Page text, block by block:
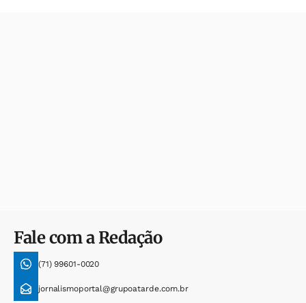
Fale com a Redação
(71) 99601-0020
jornalismoportal@grupoatarde.com.br